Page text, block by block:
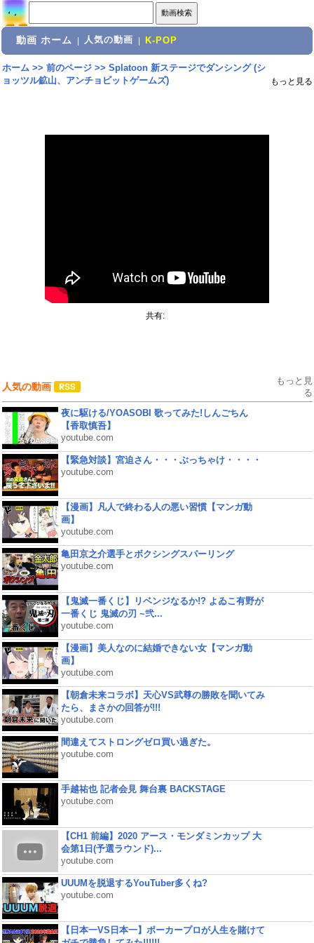
動画 ホーム 人気の動画 K-POP
ホーム>> 前のページ>> Splatoon 新ステージでダンシング (シ
ョッツル鉱山、アンチョビットゲームズ)
もっと見る
共有:
人気の動画
もっと見
る
夜に駆ける/YOASOBI 歌ってみた!しんごちん
【香取慎吾】
youtube.com
【緊急対談】宮迫さん・・・ぶっちゃけ・・・・
youtube.com
【漫画】凡人で終わる人の悪い習慣【マンガ動
画】
youtube.com
亀田京之介選手とボクシングスパーリング
youtube.com
【鬼滅一番くじ】リベンジなるか!? よゐこ有野が
一番くじ 鬼滅の刃 ~弐...
youtube.com
【漫画】美人なのに結婚できない女【マンガ動
画】
youtube.com
【朝倉未来コラボ】天心VS武尊の勝敗を聞いてみ
たら、まさかの回答が!!!
youtube.com
間違えてストロングゼロ買い過ぎた。
youtube.com
手越祐也 記者会見 舞台裏 BACKSTAGE
youtube.com
【CH1 前編】2020 アース・モンダミンカップ 大
会第1日(予選ラウンド)...
youtube.com
UUUMを脱退するYouTuber多くね?
youtube.com
【日本一VS日本一】ポーカープロが人生を賭けて